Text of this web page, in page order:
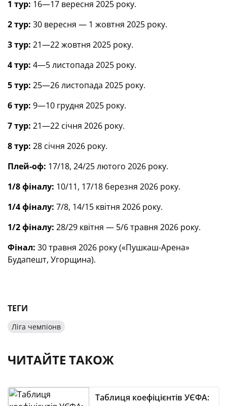
1 тур: 16—17 вересня 2025 року.
2 тур: 30 вересня — 1 жовтня 2025 року.
3 тур: 21—22 жовтня 2025 року.
4 тур: 4—5 листопада 2025 року.
5 тур: 25—26 листопада 2025 року.
6 тур: 9—10 грудня 2025 року.
7 тур: 21—22 січня 2026 року.
8 тур: 28 січня 2026 року.
Плей-оф: 17/18, 24/25 лютого 2026 року.
1/8 фіналу: 10/11, 17/18 березня 2026 року.
1/4 фіналу: 7/8, 14/15 квітня 2026 року.
1/2 фіналу: 28/29 квітня — 5/6 травня 2026 року.
Фінал: 30 травня 2026 року («Пушкаш-Арена»
Будапешт, Угорщина).
ТЕГИ
Ліга чемпіонв
ЧИТАЙТЕ ТАКОЖ
Таблиця коефіцієнтів УЄФА: